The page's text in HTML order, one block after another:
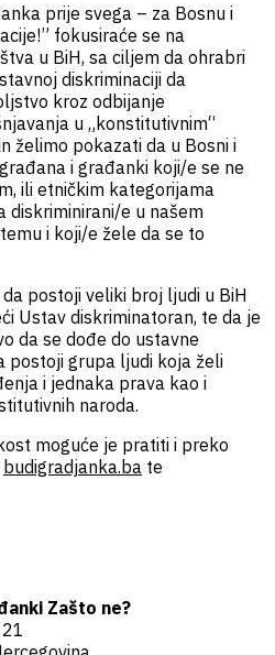
prije svega – za Bosnu i
fokusiraće se na
u BiH, sa ciljem da ohrabri
diskriminaciji da
kroz odbijanje
u „konstitutivnim“
želimo pokazati da u Bosni i
i građanki koji/e se ne
ili etničkim kategorijama
diskriminirani/e u našem
i koji/e žele da se to
postoji veliki broj ljudi u BiH
Ustav diskriminatoran, te da je
da se dođe do ustavne
postoji grupa ljudi koja želi
i jednaka prava kao i
naroda.
moguće je pratiti i preko
budigradjanka.ba te
Zašto ne?